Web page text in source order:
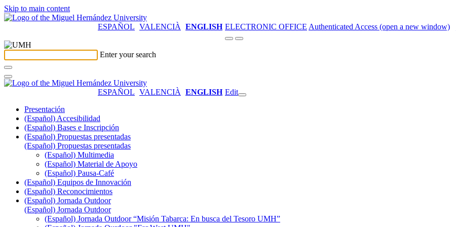
Skip to main content
ESPAÑOL VALENCIÀ ENGLISH ELECTRONIC OFFICE Authenticated Access (open a new window)
Enter your search
ESPAÑOL VALENCIÀ ENGLISH Edit
Presentación
(Español) Accesibilidad
(Español) Bases e Inscripción
(Español) Propuestas presentadas
(Español) Propuestas presentadas
(Español) Multimedia
(Español) Material de Apoyo
(Español) Pausa-Café
(Español) Equipos de Innovación
(Español) Reconocimientos
(Español) Jornada Outdoor
(Español) Jornada Outdoor
(Español) Jornada Outdoor “Misión Tabarca: En busca del Tesoro UMH”